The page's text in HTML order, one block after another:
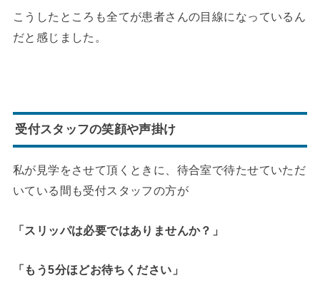
こうしたところも全てが患者さんの目線になっているん
だと感じました。
受付スタッフの笑顔や声掛け
私が見学をさせて頂くときに、待合室で待たせていただ
いている間も受付スタッフの方が
「スリッパは必要ではありませんか？」
「もう5分ほどお待ちください」